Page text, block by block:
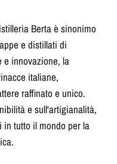
Berta è sinonimo
e distillati di
e innovazione, la
italiane,
raffinato e unico.
e sull'artigianalità,
tutto il mondo per la